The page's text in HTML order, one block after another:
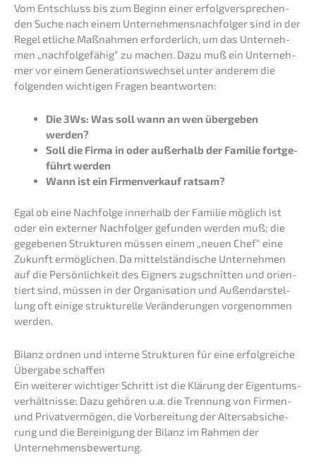
Vom Entschluss bis zum Beginn einer erfolg­ver­spre­chen­
den Suche nach einem Unter­neh­mens­nach­fol­ger sind in der
Regel etliche Maßnah­men erfor­der­lich, um das Unter­neh­
men „nachfol­ge­fä­hig“ zu machen. Dazu muß ein Unter­neh­
mer vor einem Generations­wechsel unter anderem die
folgen­den wichti­gen Fragen beantworten:
Die 3Ws: Was soll wann an wen überge­ben
werden?
Soll die Firma in oder außer­halb der Familie fortge­
führt werden
Wann ist ein Firmen­ver­kauf ratsam?
Egal ob eine Nachfol­ge inner­halb der Familie möglich ist
oder ein exter­ner Nachfol­ger gefun­den werden muß; die
gegebe­nen Struk­tu­ren müssen einem „neuen Chef“ eine
Zukunft ermög­li­chen. Da mittel­stän­di­sche Unter­neh­men
auf die Persön­lich­keit des Eigners zugschnit­ten und orien­
tiert sind, müssen in der Organi­sa­ti­on und Außen­dar­stel­
lung oft einige struk­tu­rel­le Verän­de­run­gen vorge­nom­men
werden.
Bilanz ordnen und inter­ne Struk­tu­ren für eine erfolg­rei­che
Überga­be schaffen
Ein weite­rer wichti­ger Schritt ist die Klärung der Eigen­tums­
ver­hält­nis­se: Dazu gehören u.a. die Trennung von Firmen-
und Privat­ver­mö­gen, die Vorbe­rei­tung der Alters­ab­si­che­
rung und die Berei­ni­gung der Bilanz im Rahmen der
Unternehmensbewertung.